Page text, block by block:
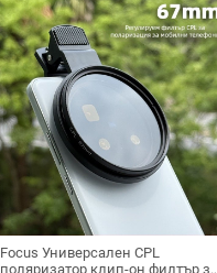
Focus Универсален CPL
поляризатор клип-он филтър за